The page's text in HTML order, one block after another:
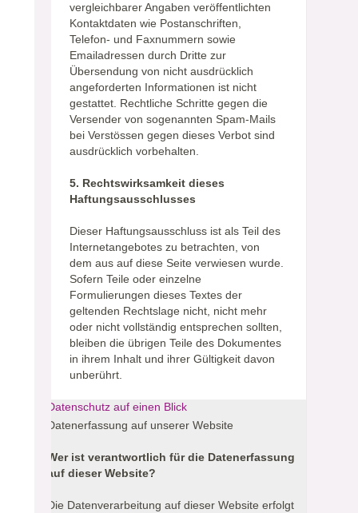
vergleichbarer Angaben veröffentlichten
Kontaktdaten wie Postanschriften,
Telefon- und Faxnummern sowie
Emailadressen durch Dritte zur
Übersendung von nicht ausdrücklich
angeforderten Informationen ist nicht
gestattet. Rechtliche Schritte gegen die
Versender von sogenannten Spam-Mails
bei Verstössen gegen dieses Verbot sind
ausdrücklich vorbehalten.
5. Rechtswirksamkeit dieses
Haftungsausschlusses
Dieser Haftungsausschluss ist als Teil des
Internetangebotes zu betrachten, von
dem aus auf diese Seite verwiesen wurde.
Sofern Teile oder einzelne
Formulierungen dieses Textes der
geltenden Rechtslage nicht, nicht mehr
oder nicht vollständig entsprechen sollten,
bleiben die übrigen Teile des Dokumentes
in ihrem Inhalt und ihrer Gültigkeit davon
unberührt.
Datenschutz auf einen Blick
Datenerfassung auf unserer Website
Wer ist verantwortlich für die Datenerfassung
auf dieser Website?
Die Datenverarbeitung auf dieser Website erfolgt